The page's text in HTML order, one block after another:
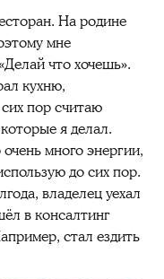
На родине
мне
что хочешь».
кухню,
пор считаю
я делал.
много энергии,
до сих пор.
владелец уехал
в консалтинг
стал ездить